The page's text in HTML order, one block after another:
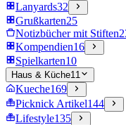
Lanyards32
Grußkarten25
Notizbücher mit Stiften
Kompendien16
Spielkarten10
Haus & Küche11
Kueche169
Picknick Artikel144
Lifestyle135